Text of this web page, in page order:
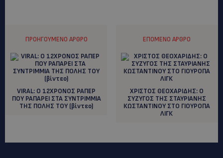
ΠΡΟΗΓΟΎΜΕΝΟ ΆΡΘΡΟ
VIRAL: O 12ΧΡΟΝΟΣ ΡΑΠΕΡ
ΠΟΥ ΡΑΠΑΡΕΙ ΣΤΑ ΣΥΝΤΡΙΜΜΙΑ
ΤΗΣ ΠΟΛΗΣ ΤΟΥ (βίντεο)
ΕΠΌΜΕΝΟ ΆΡΘΡΟ
ΧΡΙΣΤΟΣ ΘΕΟΧΑΡΙΔΗΣ: O
ΣΥΖΥΓΟΣ ΤΗΣ ΣΤΑΥΡΙΑΝΗΣ
ΚΩΣΤΑΝΤΙΝΟΥ ΣΤΟ ΓΙΟΥΡΟΠΑ
ΛΙΓΚ